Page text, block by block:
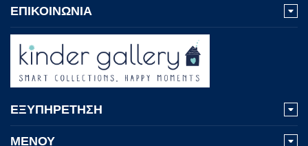
ΕΠΙΚΟΙΝΩΝΙΑ
ΕΞΥΠΗΡΕΤΗΣΗ
ΜΕΝΟΥ